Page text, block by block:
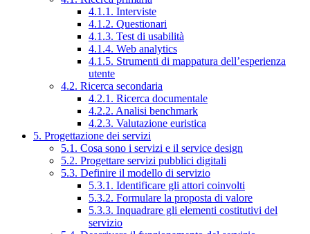
4.1.1. Interviste
4.1.2. Questionari
4.1.3. Test di usabilità
4.1.4. Web analytics
4.1.5. Strumenti di mappatura dell’esperienza
utente
4.2. Ricerca secondaria
4.2.1. Ricerca documentale
4.2.2. Analisi benchmark
4.2.3. Valutazione euristica
5. Progettazione dei servizi
5.1. Cosa sono i servizi e il service design
5.2. Progettare servizi pubblici digitali
5.3. Definire il modello di servizio
5.3.1. Identificare gli attori coinvolti
5.3.2. Formulare la proposta di valore
5.3.3. Inquadrare gli elementi costitutivi del
servizio